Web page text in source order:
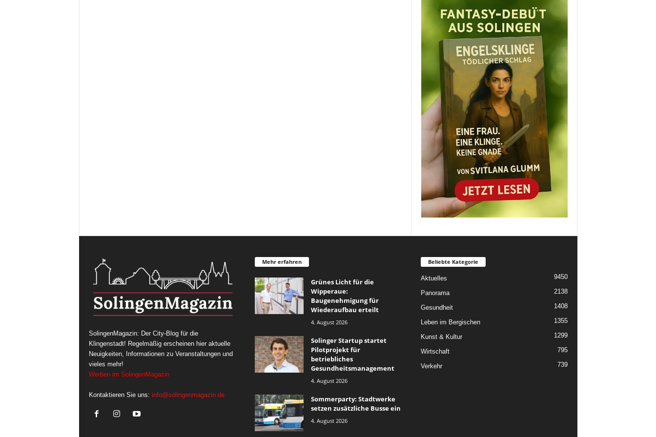
SolingenMagazin: Der City-Blog für die
Klingenstadt! Regelmäßig erscheinen hier aktuelle
Neuigkeiten, Informationen zu Veranstaltungen und
vieles mehr!
Werben im SolingenMagazin
Kontaktieren Sie uns: info@solingenmagazin.de
Mehr erfahren
Grünes Licht für die
Wipperaue:
Baugenehmigung für
Wiederaufbau erteilt
4. August 2026
Solinger Startup startet
Pilotprojekt für
betriebliches
Gesundheitsmanagement
4. August 2026
Sommerparty: Stadtwerke
setzen zusätzliche Busse ein
4. August 2026
Beliebte Kategorie
Aktuelles 9450
Panorama 2138
Gesundheit 1408
Leben im Bergischen 1355
Kunst & Kultur 1299
Wirtschaft 795
Verkehr 739